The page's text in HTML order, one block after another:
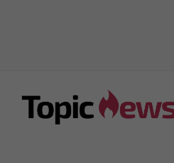
contenuto